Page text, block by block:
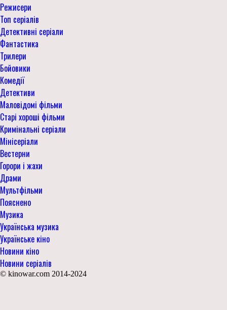
Режисери
Топ серіалів
Детективні серіали
Фантастика
Трилери
Бойовики
Комедії
Детективи
Маловідомі фільми
Старі хороші фільми
Кримінальні серіали
Мінісеріали
Вестерни
Горори і жахи
Драми
Мультфільми
Пояснено
Музика
Українська музика
Українське кіно
Новини кіно
Новини серіалів
© kinowar.com 2014-2024